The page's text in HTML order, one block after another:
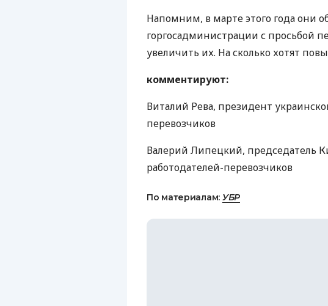
Напомним, в марте этого года они
горгосадминистрации с просьбой
увеличить их. На сколько хотят
комментируют:
Виталий Рева, президент
перевозчиков
Валерий Липецкий, председатель
работодателей-перевозчиков
По материалам: УБР